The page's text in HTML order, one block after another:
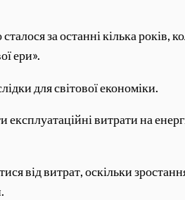
за останні кілька
ери».
для світової економіки.
витрати на
від витрат, оскільки